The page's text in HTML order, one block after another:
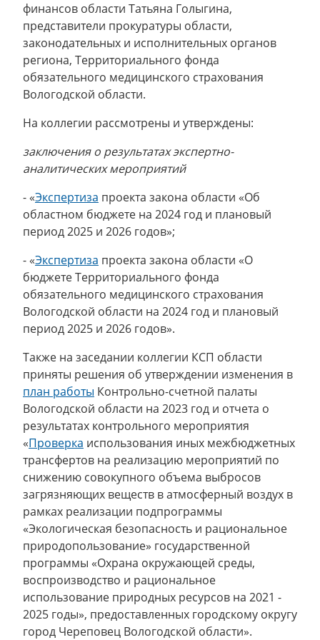
финансов области Татьяна Голыгина,
представители прокуратуры области,
законодательных и исполнительных органов
региона, Территориального фонда
обязательного медицинского страхования
Вологодской области.
На коллегии рассмотрены и утверждены:
заключения о результатах экспертно-
аналитических мероприятий
- «Экспертиза проекта закона области «Об
областном бюджете на 2024 год и плановый
период 2025 и 2026 годов»;
- «Экспертиза проекта закона области «О
бюджете Территориального фонда
обязательного медицинского страхования
Вологодской области на 2024 год и плановый
период 2025 и 2026 годов».
Также на заседании коллегии КСП области
приняты решения об утверждении изменения в
план работы Контрольно-счетной палаты
Вологодской области на 2023 год и отчета о
результатах контрольного мероприятия
«Проверка использования иных межбюджетных
трансфертов на реализацию мероприятий по
снижению совокупного объема выбросов
загрязняющих веществ в атмосферный воздух в
рамках реализации подпрограммы
«Экологическая безопасность и рациональное
природопользование» государственной
программы «Охрана окружающей среды,
воспроизводство и рациональное
использование природных ресурсов на 2021 -
2025 годы», предоставленных городскому округу
город Череповец Вологодской области».